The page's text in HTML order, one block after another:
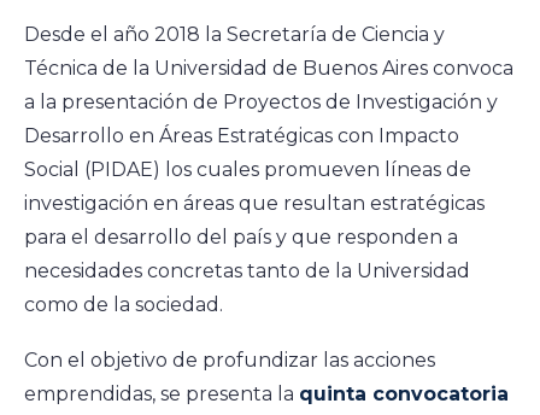
Desde el año 2018 la Secretaría de Ciencia y
Técnica de la Universidad de Buenos Aires convoca
a la presentación de Proyectos de Investigación y
Desarrollo en Áreas Estratégicas con Impacto
Social (PIDAE) los cuales promueven líneas de
investigación en áreas que resultan estratégicas
para el desarrollo del país y que responden a
necesidades concretas tanto de la Universidad
como de la sociedad.
Con el objetivo de profundizar las acciones
emprendidas, se presenta la quinta convocatoria